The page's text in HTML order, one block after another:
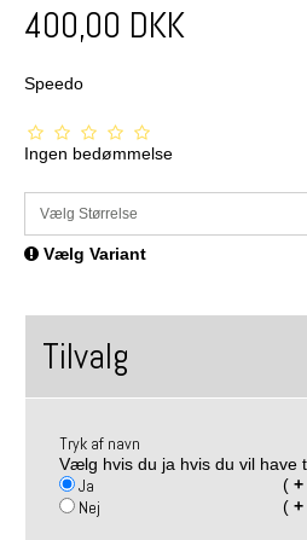
400,00 DKK
Speedo
Ingen bedømmelse
Vælg Størrelse
Vælg Variant
Tilvalg
Tryk af navn
Vælg hvis du ja hvis du vil have
Ja ( +
Nej ( +